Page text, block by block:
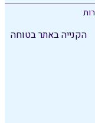
הקנייה באתר בטוחה